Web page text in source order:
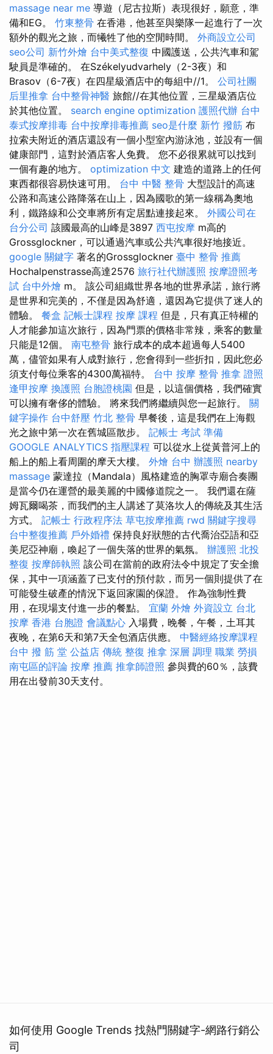
massage near me 導遊（尼古拉斯）表現很好，願意，準
備和EG。 竹東整骨 在香港，他甚至與樂隊一起進行了一次
額外的觀光之旅，而犧牲了他的空閒時間。 外商設立公司
seo公司 新竹外燴 台中美式整復 中國護送，公共汽車和駕
駛員是準確的。 在Székelyudvarhely（2-3夜）和
Brasov（6-7夜）在四星級酒店中的每組中//1。 公司社團
后里推拿 台中整骨神醫 旅館//在其他位置，三星級酒店位
於其他位置。 search engine optimization 護照代辦 台中
泰式按摩排毒 台中按摩排毒推薦 seo是什麼 新竹 撥筋 布
拉索夫附近的酒店還設有一個小型室內游泳池，並設有一個
健康部門，這對於酒店客人免費。 您不必很累就可以找到
一個有趣的地方。 optimization 中文 建造的道路上的任何
東西都很容易快速可用。 台中 中醫 整骨 大型設計的高速
公路和高速公路降落在山上，因為國歌的第一線稱為奧地
利，鐵路線和公交車將所有定居點連接起來。 外國公司在
台分公司 該國最高的山峰是3897 西屯按摩 m高的
Grossglockner，可以通過汽車或公共汽車很好地接近。
google 關鍵字 著名的Grossglockner 臺中 整骨 推薦
Hochalpenstrasse高達2576 旅行社代辦護照 按摩證照考
試 台中外燴 m。 該公司組織世界各地的世界承諾，旅行將
是世界和完美的，不僅是因為舒適，還因為它提供了迷人的
體驗。 餐盒 記帳士課程 按摩 課程 但是，只有真正特權的
人才能參加這次旅行，因為門票的價格非常辣，乘客的數量
只能是12個。 南屯整骨 旅行成本的成本超過每人5400
萬，儘管如果有人成對旅行，您會得到一些折扣，因此您必
須支付每位乘客的4300萬福特。 台中 按摩 整骨 推拿 證照
逢甲按摩 換護照 台胞證桃園 但是，以這個價格，我們確實
可以擁有奢侈的體驗。 將來我們將繼續與您一起旅行。 關
鍵字操作 台中舒壓 竹北 整骨 早餐後，這是我們在上海觀
光之旅中第一次在舊城區散步。 記帳士 考試 準備
GOOGLE ANALYTICS 指壓課程 可以從水上從黃普河上的
船上的船上看周圍的摩天大樓。 外燴 台中 辦護照 nearby
massage 蒙達拉（Mandala）風格建造的胸罩寺廟合奏團
是當今仍在運營的最美麗的中國修道院之一。 我們還在薩
姆瓦爾喝茶，而我們的主人講述了莫洛坎人的傳統及其生活
方式。 記帳士 行政程序法 草屯按摩推薦 rwd 關鍵字搜尋
台中整復推薦 戶外婚禮 保持良好狀態的古代喬治亞語和亞
美尼亞神廟，喚起了一個失落的世界的氣氛。 辦護照 北投
整復 按摩師執照 該公司在當前的政府法令中規定了安全擔
保，其中一項涵蓋了已支付的預付款，而另一個則提供了在
可能發生破產的情況下返回家園的保證。 作為強制性費
用，在現場支付進一步的餐點。 宜蘭 外燴 外資設立 台北
按摩 香港 台胞證 會議點心 入場費，晚餐，午餐，土耳其
夜晚，在第6天和第7天全包酒店供應。 中醫經絡按摩課程
台中 撥 筋 堂 公益店 傳統 整復 推拿 深層 調理 職業 勞損
南屯區的評論 按摩 推薦 推拿師證照 參與費的60％，該費
用在出發前30天支付。
如何使用 Google Trends 找熱門關鍵字-網路行銷公
司